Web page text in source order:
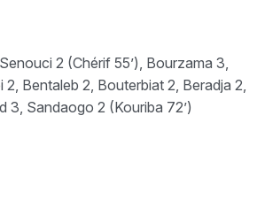
2 (Chérif 55’), Bourzama 3,
2, Bentaleb 2, Bouterbiat 2, Beradja 2,
3, Sandaogo 2 (Kouriba 72’)